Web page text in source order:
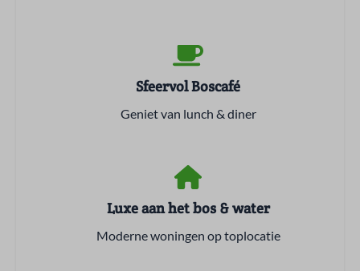
Sfeervol Boscafé
Geniet van lunch & diner
Luxe aan het bos & water
Moderne woningen op toplocatie